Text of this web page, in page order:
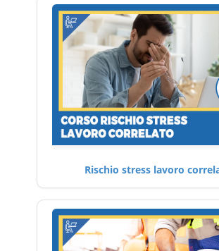
Rischio stress lavoro